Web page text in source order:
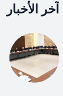
آخر الأخبار